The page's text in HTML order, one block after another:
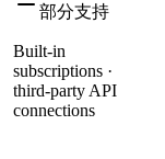
部分支持
Built-in
subscriptions ·
third-party API
connections